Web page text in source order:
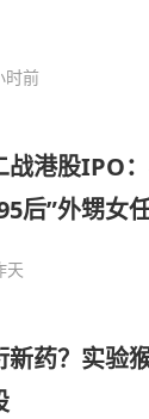
时前
战港股IPO
后”外甥女
天
新药？实验